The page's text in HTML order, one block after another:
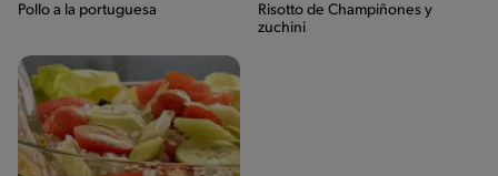
Pollo a la portuguesa
Risotto de Champiñones y
zuchini